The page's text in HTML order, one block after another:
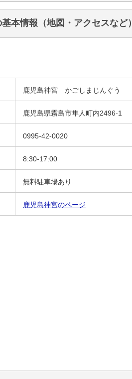
本情報（地図・アクセスなど）
鹿児島神宮 かごしまじんぐう
鹿児島県霧島市隼人町内2496-1
0995-42-0020
8:30-17:00
無料駐車場あり
鹿児島神宮のページ